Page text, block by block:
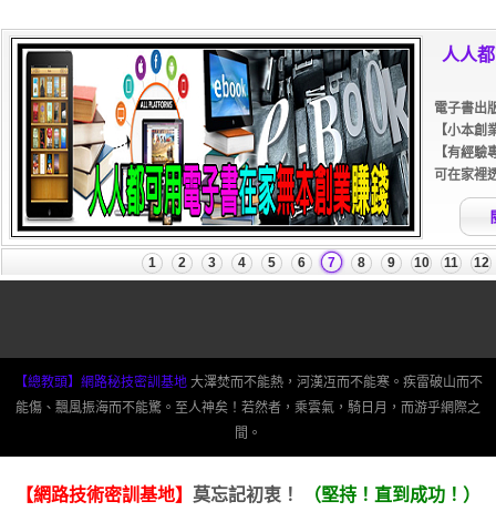
【總教頭】網路秘技密訓基地大澤焚而不能熱，河漢冱而不能寒。疾雷破山而不
能傷、飄風振海而不能驚。至人神矣！若然者，乘雲氣，騎日月，而游乎網際之
間。
【網路技術密訓基地】 莫忘記初衷！ （堅持！直到成功！）